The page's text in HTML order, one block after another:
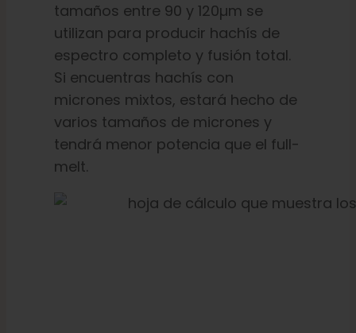
tamaños entre 90 y 120µm se
utilizan para producir hachís de
espectro completo y fusión total.
Si encuentras hachís con
micrones mixtos, estará hecho de
varios tamaños de micrones y
tendrá menor potencia que el full-
melt.